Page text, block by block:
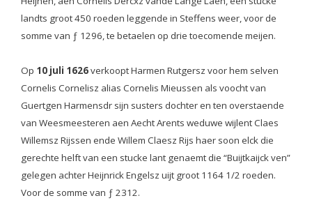
landts groot 450 roeden leggende in Steffens weer, voor de
somme van ƒ 1296, te betaelen op drie toecomende meijen.
Op 10 juli 1626verkoopt Harmen Rutgersz voor hem selven
Cornelis Cornelisz alias Cornelis Mieussen als voocht van
Guertgen Harmensdr sijn susters dochter en ten overstaende
van Weesmeesteren aen Aecht Arents weduwe wijlent Claes
Willemsz Rijssen ende Willem Claesz Rijs haer soon elck die
gerechte helft van een stucke lant genaemt die “Buijtkaijck ven”
gelegen achter Heijnrick Engelsz uijt groot 1164 1/2 roeden.
Voor de somme van ƒ 2312.